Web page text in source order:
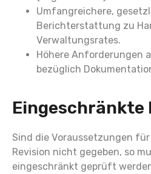
Umfangreichere,
Berichterstattung zu
Verwaltungsrates.
Höhere Anforderungen
bezüglich
Eingeschränkte
Sind die Voraussetzungen
Revision nicht gegeben, so
eingeschränkt geprüft